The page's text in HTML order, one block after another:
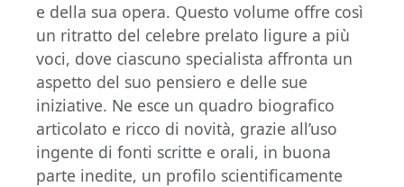
e della sua opera. Questo volume offre così
un ritratto del celebre prelato ligure a più
voci, dove ciascuno specialista affronta un
aspetto del suo pensiero e delle sue
iniziative. Ne esce un quadro biografico
articolato e ricco di novità, grazie all’uso
ingente di fonti scritte e orali, in buona
parte inedite, un profilo scientificamente